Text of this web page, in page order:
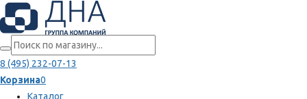
8 (495) 232-07-13
Корзина0
Каталог